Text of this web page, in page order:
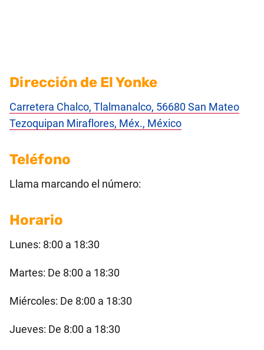
Dirección de El Yonke
Carretera Chalco, Tlalmanalco, 56680 San Mateo
Tezoquipan Miraflores, Méx., México
Teléfono
Llama marcando el número:
Horario
Lunes: 8:00 a 18:30
Martes: De 8:00 a 18:30
Miércoles: De 8:00 a 18:30
Jueves: De 8:00 a 18:30